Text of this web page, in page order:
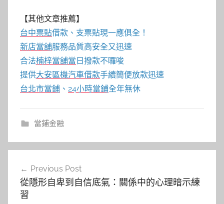
【其他文章推薦】
台中票貼借款、支票貼現一應俱全！
新店當舖服務品質高安全又迅速
合法楠梓當舖當 日撥款不囉唆
提供大安區機汽車借款手續簡便放款迅速
台北市當鋪 、 24小時當鋪全年無休
當鋪金融
章
Previous Post
從隱形自卑到自信底氣：關係中的心理暗示練
習